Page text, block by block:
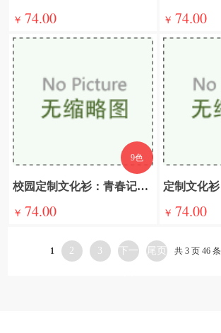
￥ 74.00 ￥ 74.00
9色
校园定制文化衫：青春记忆的定制版
￥ 74.00 ￥ 74.00
1 2 3
下一
尾页 共 3 页 46 条